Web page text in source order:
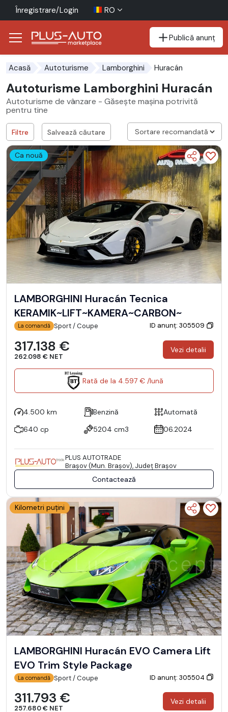
Înregistrare/Login RO
Publică anunț
Acasă Autoturisme Lamborghini Huracán
Autoturisme Lamborghini Huracán
Autoturisme de vânzare - Găsește mașina potrivită
pentru tine
Salvează căutare
Filtre
Ca nouă
LAMBORGHINI Huracán Tecnica
KERAMIK~LIFT~KAMERA~CARBON~
La comandă Sport / Coupe ID anunț: 305509
317.138 €
262.098 € NET
Vezi detalii
Rată de la 4.597 € /lună
4.500 km Benzină
Automată
640 cp
5204 cm3 06.2024
PLUS AUTOTRADE
Braşov (Mun. Braşov), Județ Braşov
Contactează
Kilometri puțini
LAMBORGHINI Huracán EVO Camera Lift
EVO Trim Style Package
La comandă Sport / Coupe ID anunț: 305504
311.793 €
257.680 € NET
Vezi detalii